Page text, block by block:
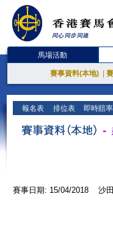
馬場活動
賽事資料(本地)
報名表 排位表 即時賠率
賽事日期: 15/04/2018 沙田